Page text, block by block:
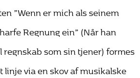
”Wenn er mich als seinem
Regnung ein” (Når han
som sin tjener) formes
linje via en skov af musikalske